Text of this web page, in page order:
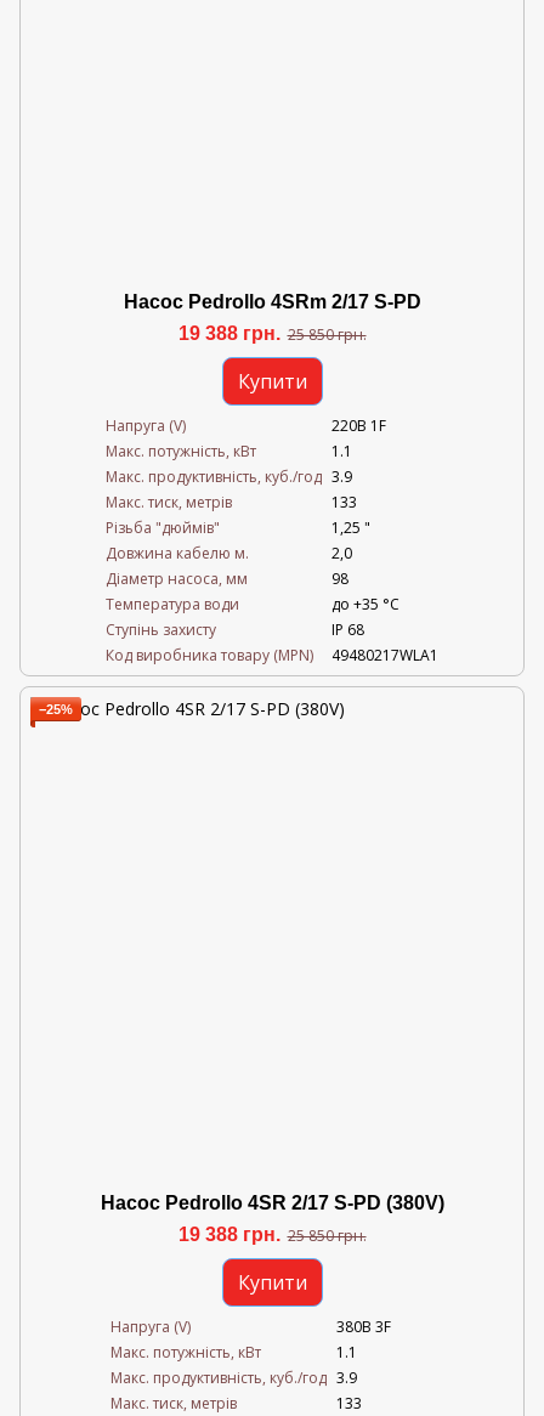
Насос Pedrollo 4SRm 2/17 S-PD
19 388 грн. 25 850 грн.
Купити
Напруга (V)
220В 1F
Mакс. потужність, кВт
1.1
Mакс. продуктивність, куб./год 3.9
Maкс. тиск, метрів
133
Різьба "дюймів"
1,25 "
Довжина кабелю м.
2,0
Діаметр насоса, мм
98
Температура води
до +35 °C
Ступінь захисту
IP 68
Код виробника товару (MPN)
49480217WLA1
−25%
Насос Pedrollo 4SR 2/17 S-PD (380V)
19 388 грн. 25 850 грн.
Купити
Напруга (V)
380В 3F
Mакс. потужність, кВт
1.1
Mакс. продуктивність, куб./год 3.9
Maкс. тиск, метрів
133